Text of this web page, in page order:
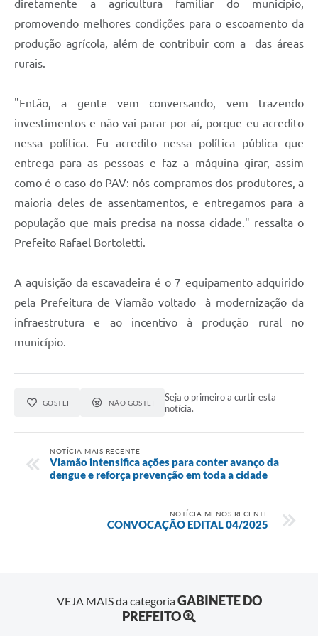
diretamente a agricultura familiar do município,
promovendo melhores condições para o escoamento da
produção agrícola, além de contribuir com a das áreas
rurais.
"Então, a gente vem conversando, vem trazendo
investimentos e não vai parar por aí, porque eu acredito
nessa política. Eu acredito nessa política pública que
entrega para as pessoas e faz a máquina girar, assim
como é o caso do PAV: nós compramos dos produtores, a
maioria deles de assentamentos, e entregamos para a
população que mais precisa na nossa cidade." ressalta o
Prefeito Rafael Bortoletti.
A aquisição da escavadeira é o 7 equipamento adquirido
pela Prefeitura de Viamão voltado à modernização da
infraestrutura e ao incentivo à produção rural no
município.
GOSTEI NÃO GOSTEI
Seja o primeiro a curtir esta
notícia.
NOTÍCIA MAIS RECENTE
Viamão intensifica ações para conter avanço da
dengue e reforça prevenção em toda a cidade
NOTÍCIA MENOS RECENTE
CONVOCAÇÃO EDITAL 04/2025
VEJA MAIS da categoriaGABINETE DO
PREFEITO